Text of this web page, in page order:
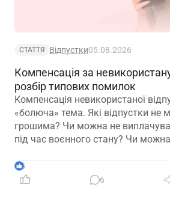
СТАТТЯ Відпустки05.08.2026
Компенсація за
розбір типових помилок
Компенсація невикористаної
«болюча» тема. Які відпустки не
грошима? Чи можна не
під час воєнного стану? Чи
помилки
5
6